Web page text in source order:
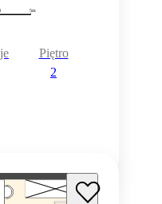
Piętro
2